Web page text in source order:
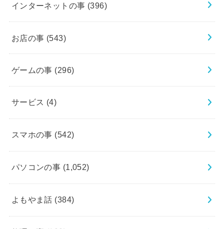
インターネットの事 (396)
お店の事 (543)
ゲームの事 (296)
サービス (4)
スマホの事 (542)
パソコンの事 (1,052)
よもやま話 (384)